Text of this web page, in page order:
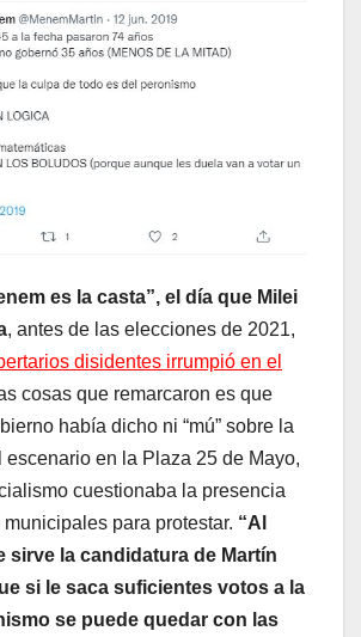
es la casta”, el día que Milei
, antes de las elecciones de 2021,
disidentes irrumpió en el
cosas que remarcaron es que
había dicho ni “mú” sobre la
escenario en la Plaza 25 de Mayo,
cuestionaba la presencia
para protestar. “Al
sirve la candidatura de Martín
si le saca suficientes votos a la
se puede quedar con las